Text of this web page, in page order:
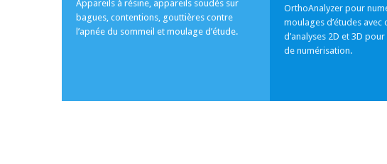
Appareils à résine, appareils soudés sur
bagues, contentions, gouttières contre
l’apnée du sommeil et moulage d’étude.
OrthoAnalyzer pour
moulages d’études avec
d’analyses 2D et 3D
de numérisation.